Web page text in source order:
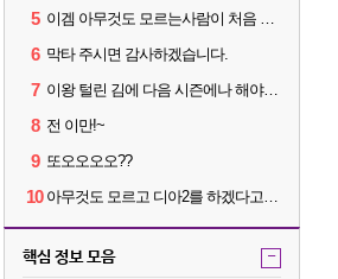
5 이겜 아무것도 모르는사람이 처음 시작하기 괜찮나요?
6 막타 주시면 감사하겠습니다.
7 이왕 털린 김에 다음 시즌에나 해야겠네요
8 전 이만!~
9 또오오오오??
10 아무것도 모르고 디아2를 하겠다고요???
핵심 정보 모음 -